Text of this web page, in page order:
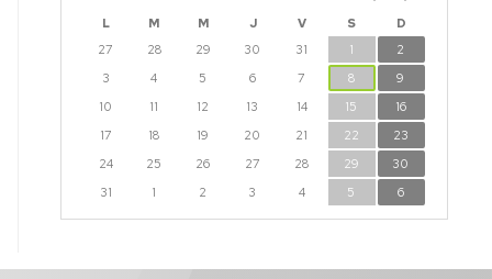
L M M J V S
D
27
28 29 30 31 1
2
3
4 5 6 7 8
9
10
11 12 13 14 15
16
17
18 19 20 21 22
23
24
25 26 27 28 29
30
31
1 2 3 4 5 6